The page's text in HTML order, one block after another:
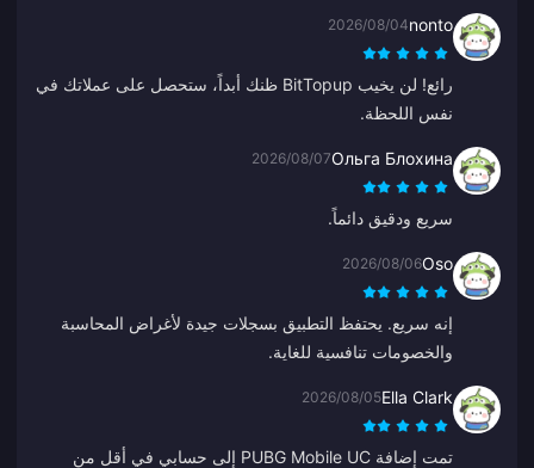
nonto
2026/08/04
رائع! لن يخيب BitTopup ظنك أبداً، ستحصل على عملاتك في
نفس اللحظة.
Ольга Блохина
2026/08/07
سريع ودقيق دائماً.
Oso
2026/08/06
إنه سريع. يحتفظ التطبيق بسجلات جيدة لأغراض المحاسبة
والخصومات تنافسية للغاية.
Ella Clark
2026/08/05
تمت إضافة PUBG Mobile UC إلى حسابي في أقل من